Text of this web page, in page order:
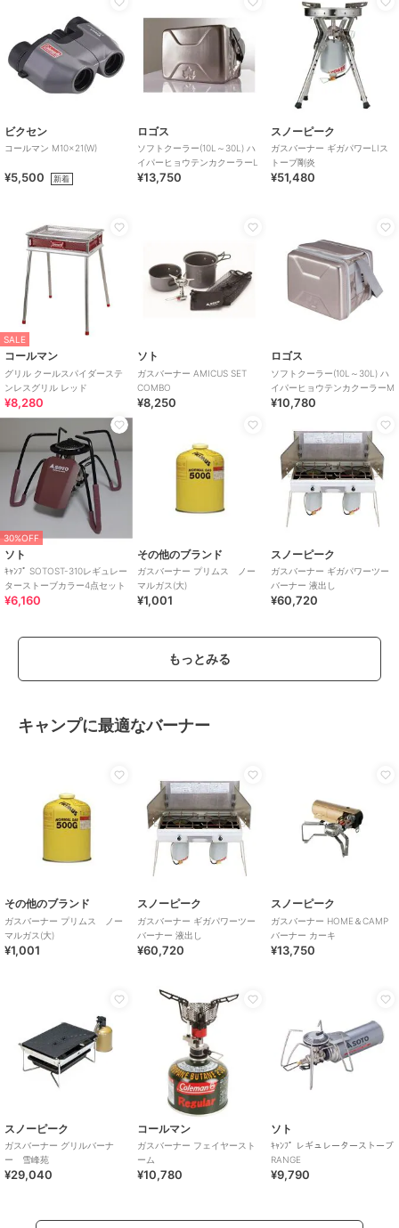
ビクセン
コールマン M10x21(W)
¥5,500 新着
ロゴス
ソフトクーラー(10L～30L) ハ
イパーヒョウテンカクーラーL
¥13,750
スノーピーク
ガスバーナー ギガパワーLIス
トーブ剛炎
¥51,480
SALE
コールマン
グリル クールスパイダーステ
ンレスグリル レッド
¥8,280
ソト
ガスバーナー AMICUS SET
COMBO
¥8,250
ロゴス
ソフトクーラー(10L～30L) ハ
イパーヒョウテンカクーラーM
¥10,780
30%OFF
ソト
ｷｬﾝﾌﾟ SOTOST-310レギュレー
ターストーブカラー4点セット
¥6,160
その他のブランド
ガスバーナー プリムス ノー
マルガス(大)
¥1,001
スノーピーク
ガスバーナー ギガパワーツー
バーナー 液出し
¥60,720
もっとみる
キャンプに最適なバーナー
その他のブランド
ガスバーナー プリムス ノー
マルガス(大)
¥1,001
スノーピーク
ガスバーナー ギガパワーツー
バーナー 液出し
¥60,720
スノーピーク
ガスバーナー HOME＆CAMP
バーナー カーキ
¥13,750
スノーピーク
ガスバーナー グリルバーナ
ー 雪峰苑
¥29,040
コールマン
ガスバーナー フェイヤースト
ーム
¥10,780
ソト
ｷｬﾝﾌﾟ レギュレーターストーブ
RANGE
¥9,790